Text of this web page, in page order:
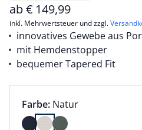
ab€ 149,99
inkl. Mehrwertsteuer und zzgl.
innovatives Gewebe aus
mit Hemdenstopper
bequemer Tapered Fit
Farbauswahl:
Farbe: aktuell ausgewählt:
Natur
Farbe Natur ausgewählt